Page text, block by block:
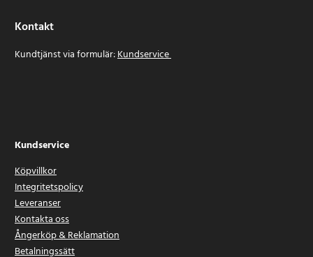
Kontakt
Kundtjänst via formulär:Kundservice
Kundservice
Köpvillkor
Integritetspolicy
Leveranser
Kontakta oss
Ångerköp & Reklamation
Betalningssätt